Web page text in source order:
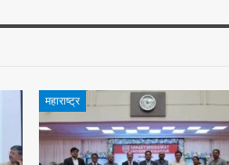
महाराष्ट्र